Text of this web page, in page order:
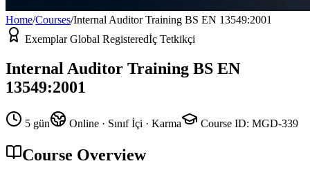
Home/Courses/Internal Auditor Training BS EN 13549:2001
Exemplar Global Registeredİç Tetkikçi
Internal Auditor Training BS EN
13549:2001
5 gün Online · Sınıf İçi · Karma Course ID: MGD-339
Course Overview